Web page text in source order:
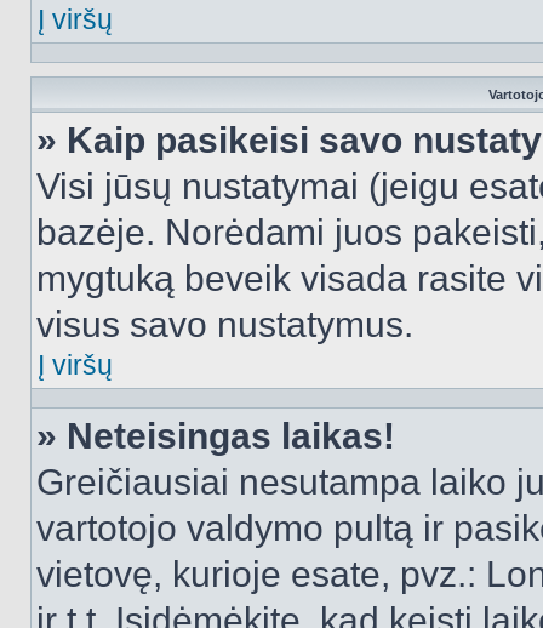
Į viršų
» Kaip pasikeisi savo
Visi jūsų nustatymai (jeigu
bazėje. Norėdami juos
mygtuką beveik visada rasite
visus savo nustatymus.
Į viršų
» Neteisingas laikas!
Greičiausiai nesutampa laiko
vartotojo valdymo pultą ir
vietovę, kurioje esate, pvz.: